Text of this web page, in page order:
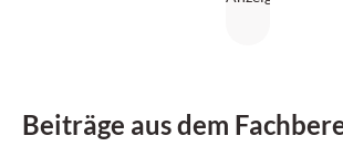
Beiträge aus dem